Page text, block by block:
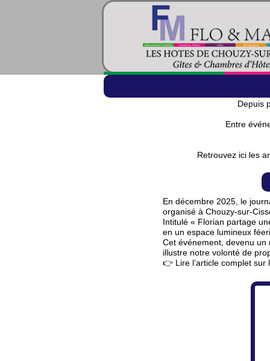
Depuis
Entre
Retrouvez ici les
En décembre 2025, le
organisé à Chouzy-sur-
Intitulé « Florian partage
en un espace lumineux
Cet événement, devenu
illustre notre volonté de
👉 Lire l’article complet sur